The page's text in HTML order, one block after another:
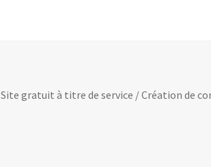
Site gratuit à titre de service / Création de